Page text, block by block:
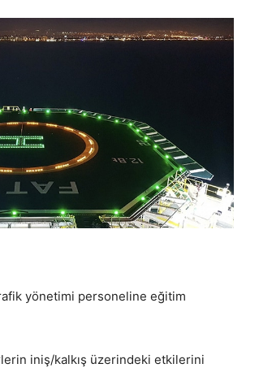
yönetimi personeline eğitim
iniş/kalkış üzerindeki etkilerini